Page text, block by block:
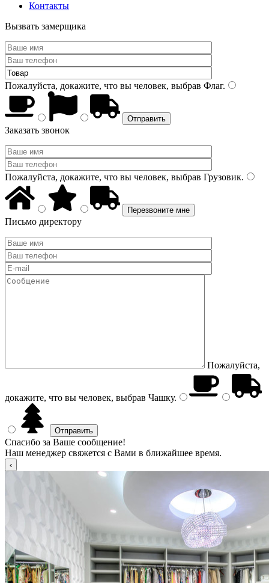
Контакты
Вызвать замерщика
Пожалуйста, докажите, что вы человек, выбрав Флаг.
Заказать звонок
Пожалуйста, докажите, что вы человек, выбрав Грузовик.
Письмо директору
Пожалуйста,
докажите, что вы человек, выбрав Чашку.
Спасибо за Ваше сообщение!
Наш менеджер свяжется с Вами в ближайшее время.